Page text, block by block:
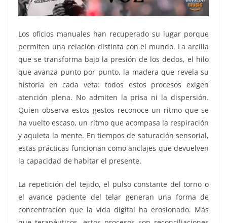
Los oficios manuales han recuperado su lugar porque
permiten una relación distinta con el mundo. La arcilla
que se transforma bajo la presión de los dedos, el hilo
que avanza punto por punto, la madera que revela su
historia en cada veta: todos estos procesos exigen
atención plena. No admiten la prisa ni la dispersión.
Quien observa estos gestos reconoce un ritmo que se
ha vuelto escaso, un ritmo que acompasa la respiración
y aquieta la mente. En tiempos de saturación sensorial,
estas prácticas funcionan como anclajes que devuelven
la capacidad de habitar el presente.
La repetición del tejido, el pulso constante del torno o
el avance paciente del telar generan una forma de
concentración que la vida digital ha erosionado. Más